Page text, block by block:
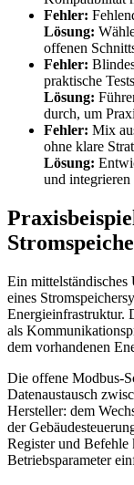
Fehler:
Lösung:
offenen
Fehler:
praktische
Lösung:
durch, um
Fehler: Mix
ohne klare
Lösung:
und
Ein mittelständisches
eines
Energieinfrastruktur.
als
dem vorhandenen
Die offene Modbus-
Datenaustausch
Hersteller: dem
der
Register und Befehle
Betriebsparameter